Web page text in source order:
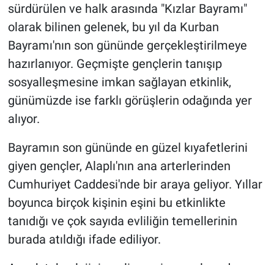
sürdürülen ve halk arasında "Kızlar Bayramı"
olarak bilinen gelenek, bu yıl da Kurban
Bayramı'nın son gününde gerçekleştirilmeye
hazırlanıyor. Geçmişte gençlerin tanışıp
sosyalleşmesine imkan sağlayan etkinlik,
günümüzde ise farklı görüşlerin odağında yer
alıyor.
Bayramın son gününde en güzel kıyafetlerini
giyen gençler, Alaplı'nın ana arterlerinden
Cumhuriyet Caddesi'nde bir araya geliyor. Yıllar
boyunca birçok kişinin eşini bu etkinlikte
tanıdığı ve çok sayıda evliliğin temellerinin
burada atıldığı ifade ediliyor.